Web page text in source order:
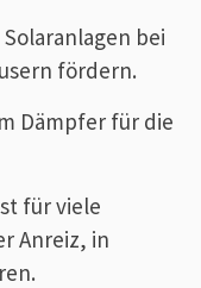
bei
fördern.
Dämpfer für die
für viele
Anreiz, in